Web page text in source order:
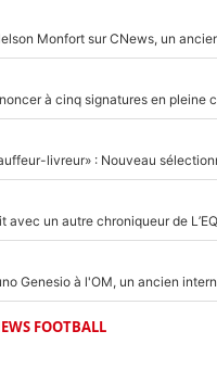
FOOTBALL